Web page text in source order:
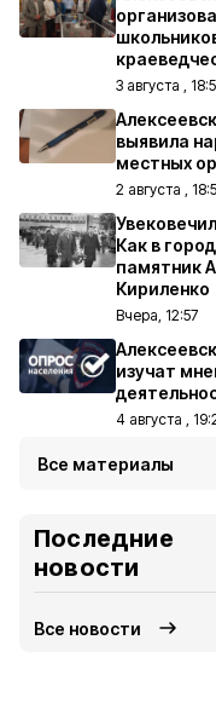
3 августа ,
выявила
местных
2 августа ,
Как в
памятник
Кириленко
Вчера, 12:57
изучат
4 августа ,
Все материалы
Последние
новости
Все новости